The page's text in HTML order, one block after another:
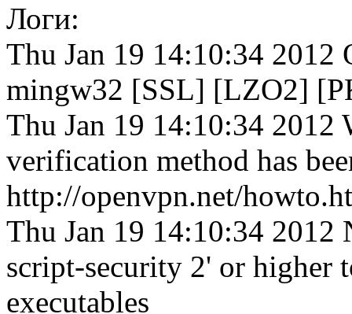
Логи:
Thu Jan 19 14:10:34 2012
mingw32 [SSL] [LZO2]
Thu Jan 19 14:10:34
verification method has
http://openvpn.net/
Thu Jan 19 14:10:34 2012
script-security 2' or higher
executables